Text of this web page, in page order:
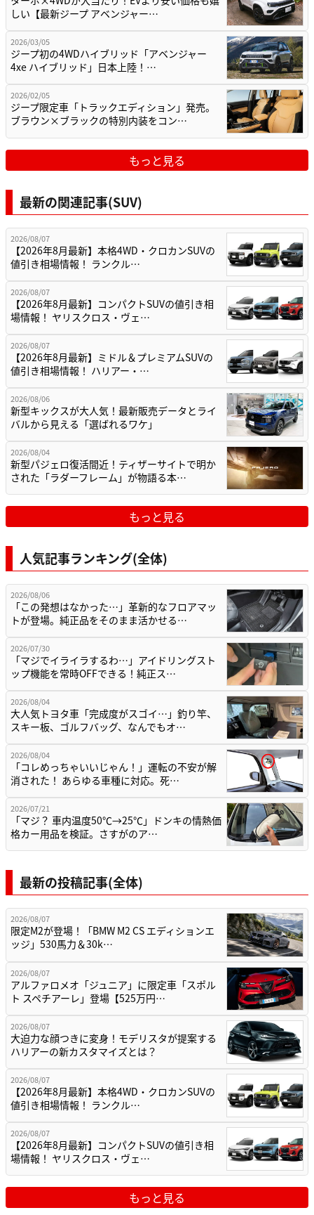
しい【最新ジープ アベンジャー…
2026/03/05
ジープ初の4WDハイブリッド「アベンジャー
4xe ハイブリッド」日本上陸！…
2026/02/05
ジープ限定車「トラックエディション」発売。
ブラウン×ブラックの特別内装をコン…
もっと見る
最新の関連記事(SUV)
2026/08/07
【2026年8月最新】本格4WD・クロカンSUVの
値引き相場情報！ ランクル…
2026/08/07
【2026年8月最新】コンパクトSUVの値引き相
場情報！ ヤリスクロス・ヴェ…
2026/08/07
【2026年8月最新】ミドル＆プレミアムSUVの
値引き相場情報！ ハリアー・…
2026/08/06
新型キックスが大人気！最新販売データとライ
バルから見える「選ばれるワケ」
2026/08/04
新型パジェロ復活間近！ティザーサイトで明か
された「ラダーフレーム」が物語る本…
もっと見る
人気記事ランキング(全体)
2026/08/06
「この発想はなかった…」革新的なフロアマッ
トが登場。純正品をそのまま活かせる…
2026/07/30
「マジでイライラするわ…」アイドリングスト
ップ機能を常時OFFできる！純正ス…
2026/08/04
大人気トヨタ車「完成度がスゴイ…」釣り竿、
スキー板、ゴルフバッグ、なんでもオ…
2026/08/04
「コレめっちゃいいじゃん！」運転の不安が解
消された！ あらゆる車種に対応。死…
2026/07/21
「マジ？ 車内温度50℃→25℃」ドンキの情熱価
格カー用品を検証。さすがのア…
最新の投稿記事(全体)
2026/08/07
限定M2が登場！「BMW M2 CS エディションエ
ッジ」530馬力＆30k…
2026/08/07
アルファロメオ「ジュニア」に限定車「スポル
ト スペチアーレ」登場【525万円…
2026/08/07
大迫力な顔つきに変身！モデリスタが提案する
ハリアーの新カスタマイズとは？
2026/08/07
【2026年8月最新】本格4WD・クロカンSUVの
値引き相場情報！ ランクル…
2026/08/07
【2026年8月最新】コンパクトSUVの値引き相
場情報！ ヤリスクロス・ヴェ…
もっと見る